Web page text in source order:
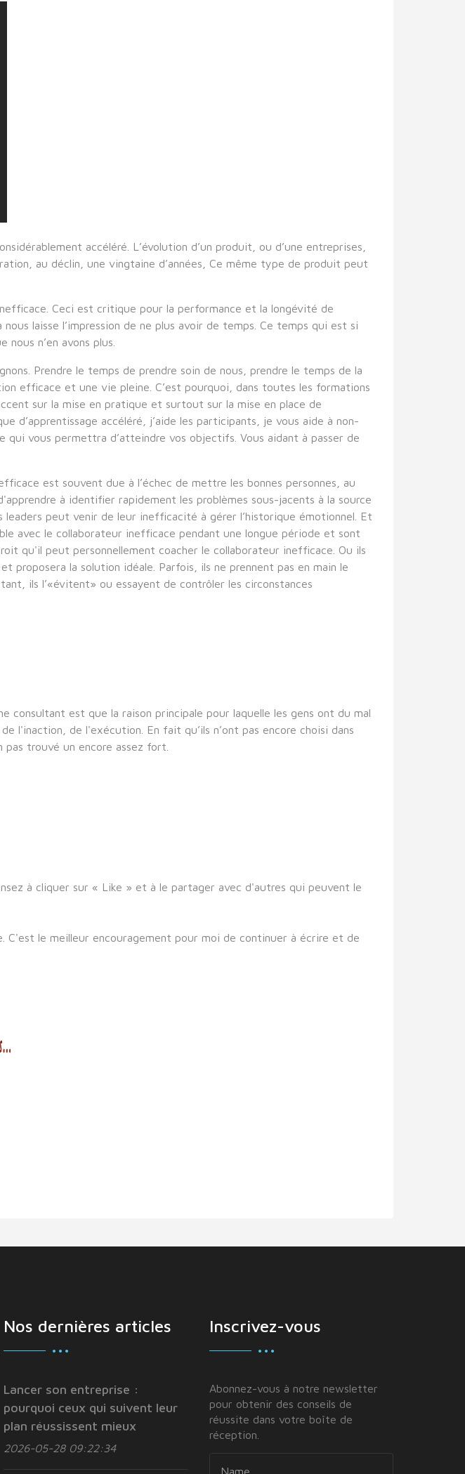
accéléré. L’évolution d’un produit, ou d’une entreprises,
au déclin, une vingtaine d’années, Ce même type de produit peut
Ceci est critique pour la performance et la longévité de
laisse l’impression de ne plus avoir de temps. Ce temps qui est si
n’en avons plus.
Prendre le temps de prendre soin de nous, prendre le temps de la
efficace et une vie pleine. C’est pourquoi, dans toutes les formations
sur la mise en pratique et surtout sur la mise en place de
d’apprentissage accéléré, j’aide les participants, je vous aide à non-
qui vous permettra d’atteindre vos objectifs. Vous aidant à passer de
est souvent due à l’échec de mettre les bonnes personnes, au
à identifier rapidement les problèmes sous-jacents à la source
leaders peut venir de leur inefficacité à gérer l’historique émotionnel. Et
avec le collaborateur inefficace pendant une longue période et sont
qu'il peut personnellement coacher le collaborateur inefficace. Ou ils
proposera la solution idéale. Parfois, ils ne prennent pas en main le
ils l’«évitent» ou essayent de contrôler les circonstances
consultant est que la raison principale pour laquelle les gens ont du mal
l'inaction, de l'exécution. En fait qu’ils n’ont pas encore choisi dans
pas trouvé un encore assez fort.
à cliquer sur « Like » et à le partager avec d'autres qui peuvent le
C'est le meilleur encouragement pour moi de continuer à écrire et de
Nos dernières articles
Lancer son entreprise :
pourquoi ceux qui suivent leur
plan réussissent mieux
2026-05-28 09:22:34
Inscrivez-vous
Abonnez-vous à notre newsletter
pour obtenir des conseils de
réussite dans votre boîte de
réception.